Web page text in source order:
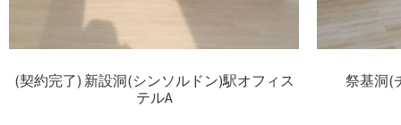
(契約完了) 新設洞(シンソルドン)駅オフィス
テルA
祭基洞(